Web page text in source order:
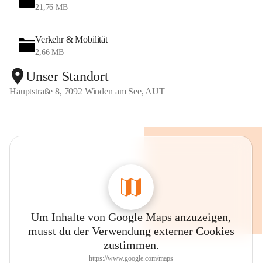
21,76 MB
Verkehr & Mobilität
2,66 MB
Unser Standort
Hauptstraße 8, 7092 Winden am See, AUT
Um Inhalte von Google Maps anzuzeigen,
musst du der Verwendung externer Cookies
zustimmen.
https://www.google.com/maps